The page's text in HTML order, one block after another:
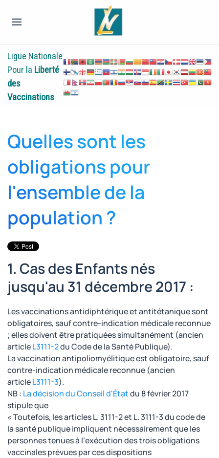
Ligue Nationale
Pour la Liberté
des
Vaccinations
Quelles sont les
obligations pour
l'ensemble de la
population ?
1. Cas des Enfants nés
jusqu'au 31 décembre 2017 :
Les vaccinations antidiphtérique et antitétanique sont
obligatoires, sauf contre-indication médicale reconnue
; elles doivent être pratiquées simultanément (ancien
articleL3111-2du Code de la Santé Publique).
La vaccination antipoliomyélitique est obligatoire, sauf
contre-indication médicale reconnue (ancien
articleL3111-3).
NB : La décision du Conseil d'Étatdu 8 février 2017
stipule que
« Toutefois, les articles L. 3111-2 et L. 3111-3 du code de
la santé publique impliquent nécessairement que les
personnes tenues à l’exécution des trois obligations
vaccinales prévues par ces dispositions